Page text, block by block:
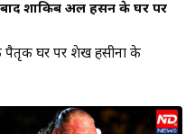
शाकिब अल हसन के घर पर
पैतृक घर पर शेख हसीना के